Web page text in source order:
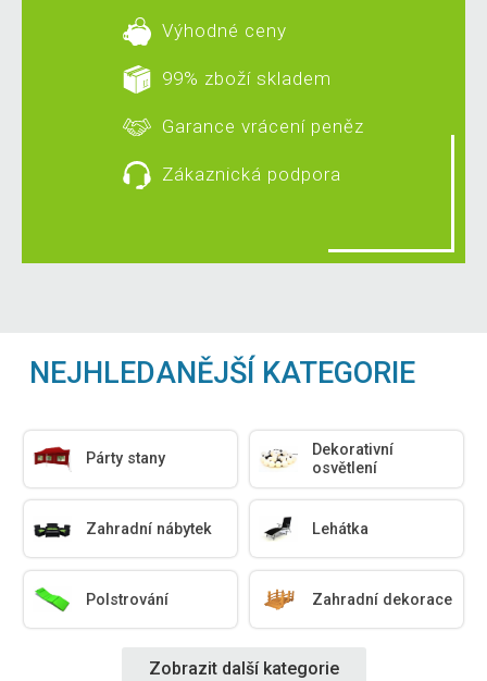
Výhodné ceny
99% zboží skladem
Garance vrácení peněz
Zákaznická podpora
NEJHLEDANĚJŠÍ KATEGORIE
Párty stany
Dekorativní
osvětlení
Zahradní nábytek Lehátka
Polstrování Zahradní dekorace
Zobrazit další kategorie